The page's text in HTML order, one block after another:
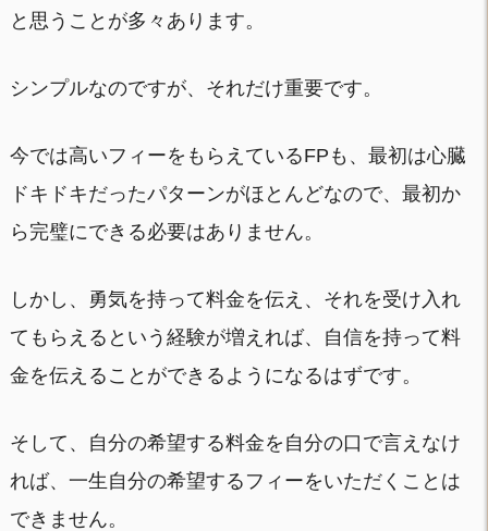
と思うことが多々あります。
シンプルなのですが、それだけ重要です。
今では高いフィーをもらえているFPも、最初は心臓
ドキドキだったパターンがほとんどなので、最初か
ら完璧にできる必要はありません。
しかし、勇気を持って料金を伝え、それを受け入れ
てもらえるという経験が増えれば、自信を持って料
金を伝えることができるようになるはずです。
そして、自分の希望する料金を自分の口で言えなけ
れば、一生自分の希望するフィーをいただくことは
できません。